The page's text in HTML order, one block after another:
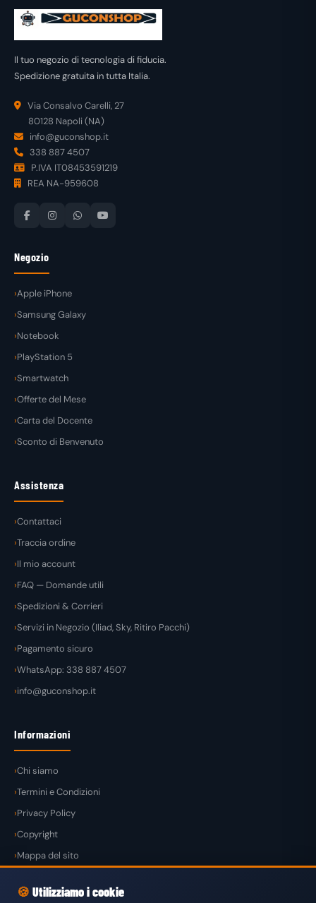
Il tuo negozio di tecnologia di fiducia.
Spedizione gratuita in tutta Italia.
Via Consalvo Carelli, 27
80128 Napoli (NA)
info@guconshop.it
338 887 4507
P.IVA IT08453591219
REA NA-959608
Negozio
Apple iPhone
Samsung Galaxy
Notebook
PlayStation 5
Smartwatch
Offerte del Mese
Carta del Docente
Sconto di Benvenuto
Assistenza
Contattaci
Traccia ordine
Il mio account
FAQ — Domande utili
Spedizioni & Corrieri
Servizi in Negozio (Iliad, Sky, Ritiro Pacchi)
Pagamento sicuro
WhatsApp: 338 887 4507
info@guconshop.it
Informazioni
Chi siamo
Termini e Condizioni
Privacy Policy
Copyright
Mappa del sito
🍪 Utilizziamo i cookie